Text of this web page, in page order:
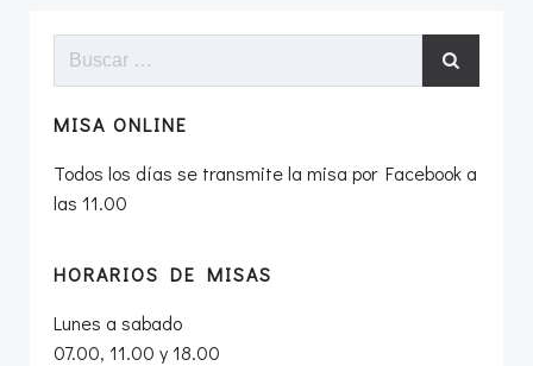
Buscar:
MISA ONLINE
Todos los días se transmite la misa por Facebook a
las 11.00
HORARIOS DE MISAS
Lunes a sabado
07.00, 11.00 y 18.00